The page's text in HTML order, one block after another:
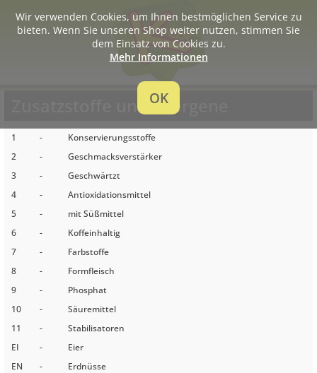
Zusatzstoffe und Allergene
1 -
Konservierungsstoffe
2
-
Geschmacksverstärker
3
-
Geschwärtzt
4
-
Antioxidationsmittel
5
-
mit Süßmittel
6
-
Koffeinhaltig
7
-
Farbstoffe
8
-
Formfleisch
9
-
Phosphat
10
-
Säuremittel
11
-
Stabilisatoren
EI
-
Eier
EN
-
Erdnüsse
Wir verwenden Cookies, um Ihnen bestmöglichen Service zu
bieten. Wenn Sie unseren Shop weiter nutzen, stimmen Sie
dem Einsatz von Cookies zu.
Mehr Informationen
OK